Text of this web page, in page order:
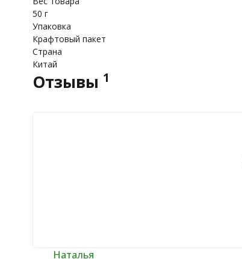
50 г
Упаковка
Крафтовый пакет
Страна
Китай
Отзывы 1
Наталья